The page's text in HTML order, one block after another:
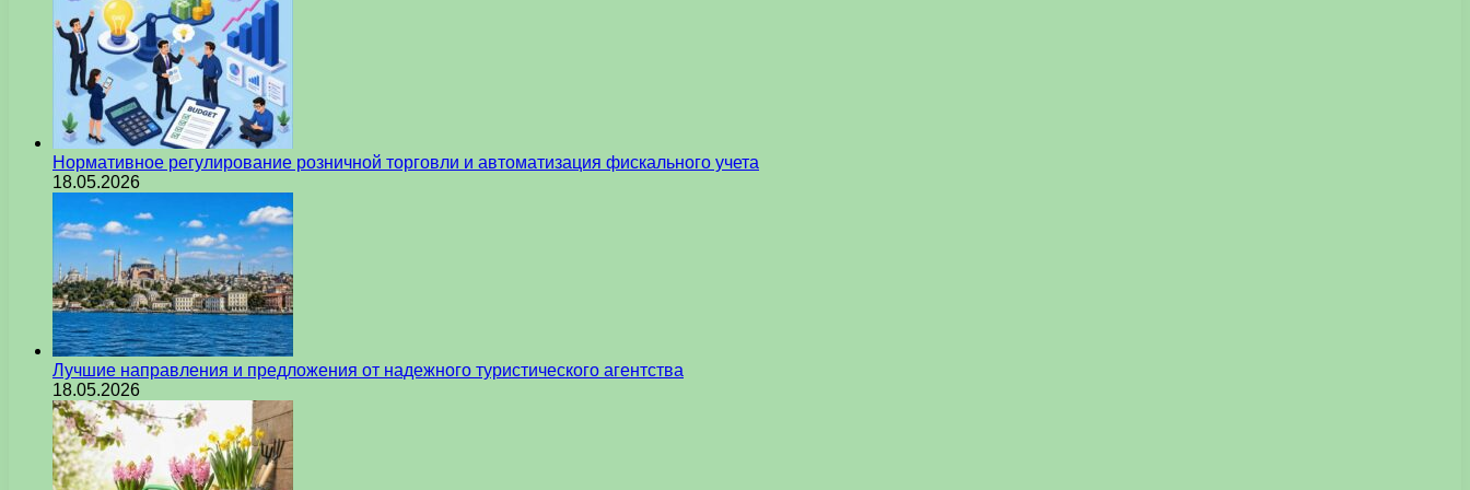
Нормативное регулирование розничной торговли и автоматизация фискального учета
18.05.2026
Лучшие направления и предложения от надежного туристического агентства
18.05.2026